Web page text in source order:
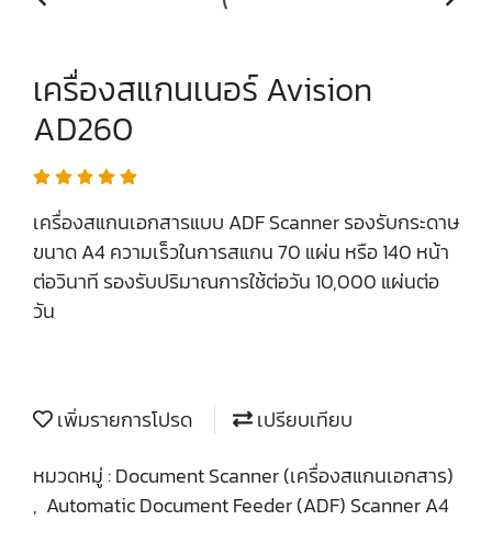
เครื่องสแกนเนอร์ Avision
AD260
เครื่องสแกนเอกสารแบบ ADF Scanner รองรับกระดาษ
ขนาด A4 ความเร็วในการสแกน 70 แผ่น หรือ 140 หน้า
ต่อวินาที รองรับปริมาณการใช้ต่อวัน 10,000 แผ่นต่อ
วัน
เพิ่มรายการโปรด
เปรียบเทียบ
หมวดหมู่ :Document Scanner (เครื่องสแกนเอกสาร)
, Automatic Document Feeder (ADF) Scanner A4